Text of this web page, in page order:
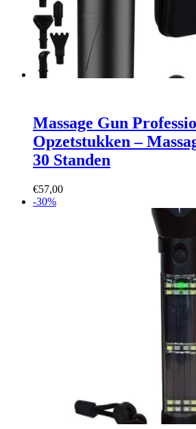
Massage Gun
Opzetstukken –
30 Standen
€57,00
-30%